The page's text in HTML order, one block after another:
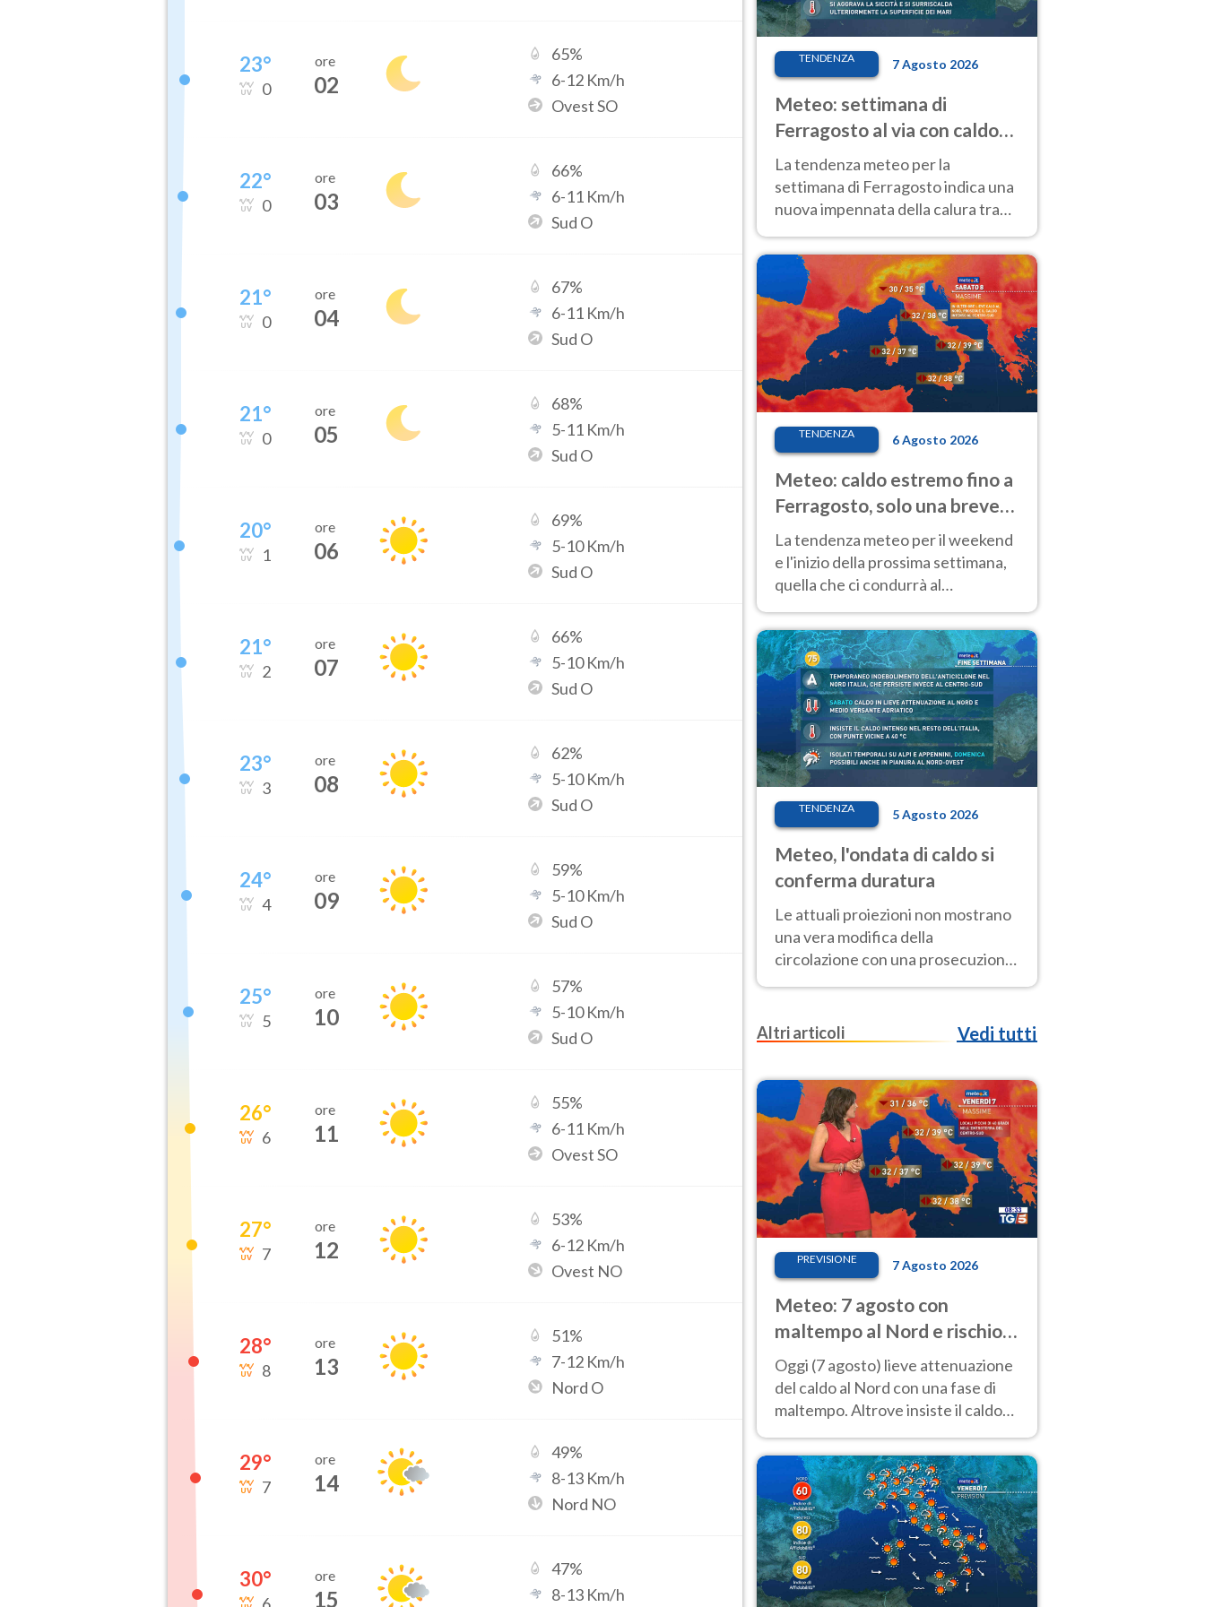
23°
0
ore
02
65%
6-12 Km/h
Ovest SO
22°
0
ore
03
66%
6-11 Km/h
Sud O
21°
0
ore
04
67%
6-11 Km/h
Sud O
21°
0
ore
05
68%
5-11 Km/h
Sud O
20°
1
ore
06
69%
5-10Km/h
Sud O
21°
2
ore
07
66%
5-10Km/h
Sud O
23°
3
ore
08
62%
5-10Km/h
Sud O
24°
4
ore
09
59%
5-10Km/h
Sud O
25°
5
ore
10
57%
5-10Km/h
Sud O
26°
6
ore
11
55%
6-11 Km/h
Ovest SO
27°
7
ore
12
53%
6-12 Km/h
Ovest NO
28°
8
ore
13
51%
7-12 Km/h
Nord O
29°
7
ore
14
49%
8-13 Km/h
Nord NO
30° ore
15
47%
8-13 Km/h
TENDENZA 7 Agosto 2026
Meteo: settimana di
Ferragosto al via con caldo
intenso e qualche temporale
La tendenza meteo per la
settimana di Ferragosto indica una
nuova impennata della calura tra
anche al Nord.
TENDENZA 6 Agosto 2026
Meteo: caldo estremo fino a
Ferragosto, solo una breve
pausa. Ecco dove
La tendenza meteo per il weekend
e l'inizio della prossima settimana,
quella che ci condurrà al
temperature molto elevate
TENDENZA 5 Agosto 2026
Meteo, l'ondata di caldo si
conferma duratura
Le attuali proiezioni non mostrano
una vera modifica della
circolazione con una prosecuzione
del caldo fuori scala per molti
Ferragosto
Altri articoli Vedi tutti
PREVISIONE 7 Agosto 2026
Meteo: 7 agosto con
maltempo al Nord e rischio
nubifragi. Altrove caldo
estremo
Oggi (7 agosto) lieve attenuazione
del caldo al Nord con una fase di
maltempo. Altrove insiste il caldo
previsioni